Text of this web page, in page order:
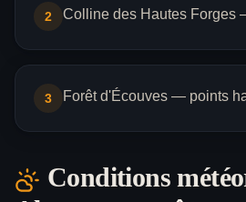
2 Colline des Hautes Forges
3 Forêt d'Écouves — points
Conditions